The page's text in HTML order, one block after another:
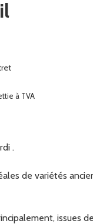
à TVA
.
de variétés
issues